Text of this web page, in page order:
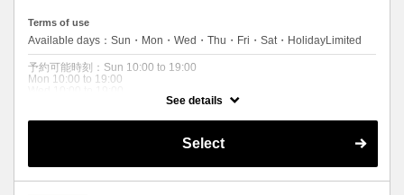
Terms of use
Available days：Sun・Mon・Wed・Thu・Fri・Sat・HolidayLimited
予約可能時刻：Sun 10:00 to 19:00
Mon 10:00 to 19:00
Sat 10:00 to 19:00
Expiration Date：2026/08/31
See details
Select